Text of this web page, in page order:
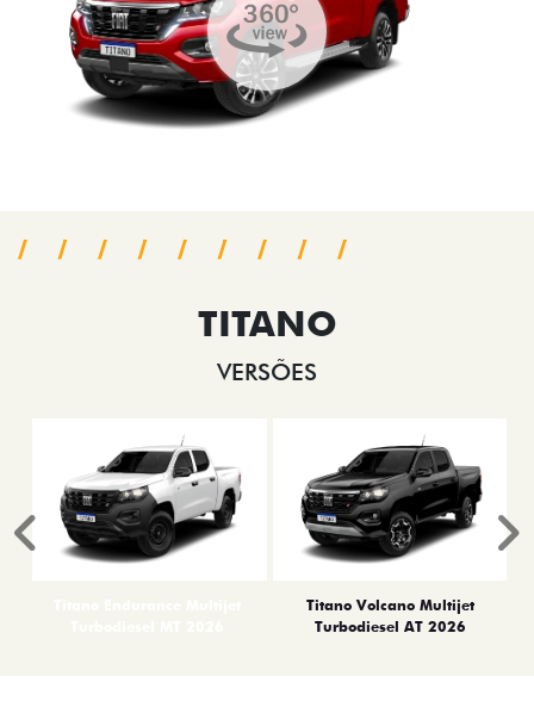
TITANO
VERSÕES
Titano Volcano Multijet
Turbodiesel AT 2026
Anterior